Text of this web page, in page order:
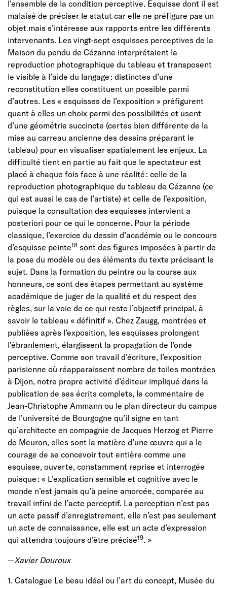
l’ensemble de la condition perceptive. Esquisse dont il est
malaisé de préciser le statut car elle ne préfigure pas un
objet mais s’intéresse aux rapports entre les différents
intervenants. Les vingt-sept esquisses perceptives de la
Maison du pendu de Cézanne interprétaient la
reproduction photographique du tableau et transposent
le visible à l’aide du langage : distinctes d’une
reconstitution elles constituent un possible parmi
d’autres. Les « esquisses de l’exposition » préfigurent
quant à elles un choix parmi des possibilités et usent
d’une géométrie succincte (certes bien différente de la
mise au carreau ancienne des dessins préparant le
tableau) pour en visualiser spatialement les enjeux. La
difficulté tient en partie au fait que le spectateur est
placé à chaque fois face à une réalité : celle de la
reproduction photographique du tableau de Cézanne (ce
qui est aussi le cas de l’artiste) et celle de l’exposition,
puisque la consultation des esquisses intervient a
posteriori pour ce qui le concerne. Pour la période
classique, l’exercice du dessin d’académie ou le concours
d’esquisse peinte18 sont des figures imposées à partir de
la pose du modèle ou des éléments du texte précisant le
sujet. Dans la formation du peintre ou la course aux
honneurs, ce sont des étapes permettant au système
académique de juger de la qualité et du respect des
règles, sur la voie de ce qui reste l’objectif principal, à
savoir le tableau « définitif ». Chez Zaugg, montrées et
publiées après l’exposition, les esquisses prolongent
l’ébranlement, élargissent la propagation de l’onde
perceptive. Comme son travail d’écriture, l’exposition
parisienne où réapparaissent nombre de toiles montrées
à Dijon, notre propre activité d’éditeur impliqué dans la
publication de ses écrits complets, le commentaire de
Jean-Christophe Ammann ou le plan directeur du campus
de l’université de Bourgogne qu’il signe en tant
qu’architecte en compagnie de Jacques Herzog et Pierre
de Meuron, elles sont la matière d’une œuvre qui a le
courage de se concevoir tout entière comme une
esquisse, ouverte, constamment reprise et interrogée
puisque : « L’explication sensible et cognitive avec le
monde n’est jamais qu’à peine amorcée, comparée au
travail infini de l’acte perceptif. La perception n’est pas
un acte passif d’enregistrement, elle n’est pas seulement
un acte de connaissance, elle est un acte d’expression
qui attendra toujours d’être précisé19. »
—Xavier Douroux
1. Catalogue Le beau idéal ou l’art du concept, Musée du